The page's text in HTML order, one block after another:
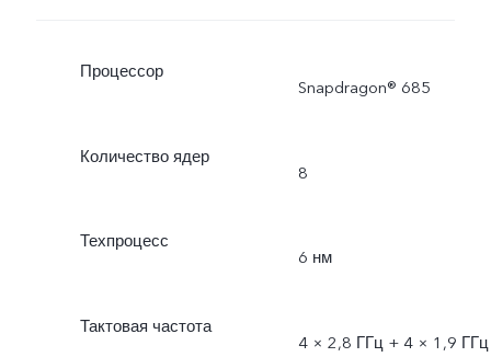
Процессор
Snapdragon® 685
Количество ядер
8
Техпроцесс
6 нм
Тактовая частота
4 × 2,8 ГГц + 4 × 1,9 ГГц